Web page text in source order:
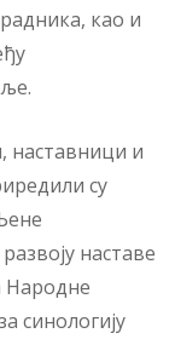
као и
наставници и
су
наставе
Народне
синологију